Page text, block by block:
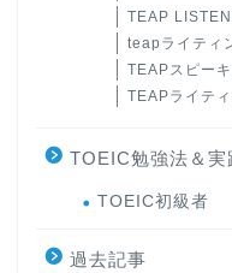
TEAP
teapライティ
TEAPスピー
TEAPライテ
TOEIC勉強法＆実
TOEIC初級者
過去記事
原
“シ